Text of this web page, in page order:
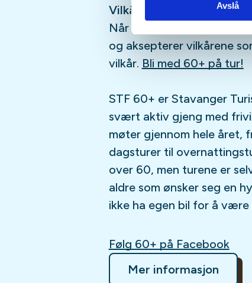
Avslå
Vilkår for deltakelse på
Når du melder deg på
og aksepterer vilkårene
vilkår. Bli med 60+ på tur!
STF 60+ er Stavanger
svært aktiv gjeng med
møter gjennom hele året,
dagsturer til
over 60, men turene er
aldre som ønsker seg en
ikke ha egen bil for å være
Følg 60+ på Facebook
Mer informasjon